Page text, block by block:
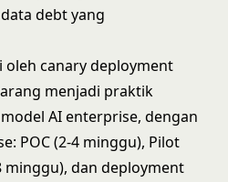
debt yang
canary deployment
menjadi praktik
AI enterprise, dengan
POC (2-4 minggu), Pilot
minggu), dan deployment